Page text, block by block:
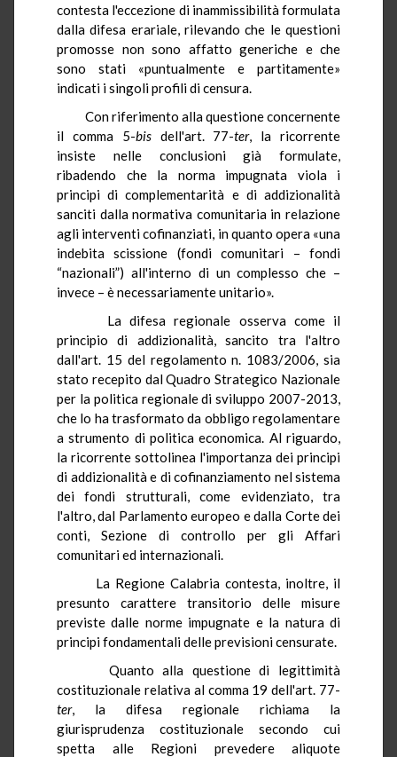
contesta l'eccezione di inammissibilità formulata
dalla difesa erariale, rilevando che le questioni
promosse non sono affatto generiche e che
sono stati «puntualmente e partitamente»
indicati i singoli profili di censura.
Con riferimento alla questione concernente
il comma 5-bisdell'art. 77-ter, la ricorrente
insiste nelle conclusioni già formulate,
ribadendo che la norma impugnata viola i
principi di complementarità e di addizionalità
sanciti dalla normativa comunitaria in relazione
agli interventi cofinanziati, in quanto opera «una
indebita scissione (fondi comunitari – fondi
“nazionali”) all'interno di un complesso che –
invece – è necessariamente unitario».
La difesa regionale osserva come il
principio di addizionalità, sancito tra l'altro
dall'art. 15 del regolamento n. 1083/2006, sia
stato recepito dal Quadro Strategico Nazionale
per la politica regionale di sviluppo 2007-2013,
che lo ha trasformato da obbligo regolamentare
a strumento di politica economica. Al riguardo,
la ricorrente sottolinea l'importanza dei principi
di addizionalità e di cofinanziamento nel sistema
dei fondi strutturali, come evidenziato, tra
l'altro, dal Parlamento europeo e dalla Corte dei
conti, Sezione di controllo per gli Affari
comunitari ed internazionali.
La Regione Calabria contesta, inoltre, il
presunto carattere transitorio delle misure
previste dalle norme impugnate e la natura di
principi fondamentali delle previsioni censurate.
Quanto alla questione di legittimità
costituzionale relativa al comma 19 dell'art. 77-
ter, la difesa regionale richiama la
giurisprudenza costituzionale secondo cui
spetta alle Regioni prevedere aliquote